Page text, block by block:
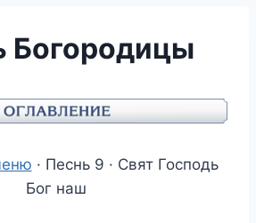
Богородицы
· Песнь 9 · Свят Господь
Бог наш